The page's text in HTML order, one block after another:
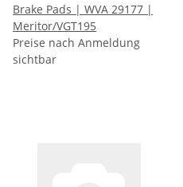
Brake Pads | WVA 29177 |
Meritor/VGT195
Preise nach Anmeldung
sichtbar